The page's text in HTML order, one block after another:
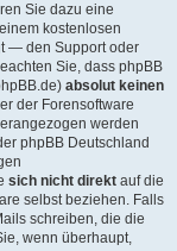
Sie dazu eine
kostenlosen
— den Support oder
Sie, dass phpBB
absolut keinen
der Forensoftware
werden
phpBB Deutschland
sich nicht direkt auf die
selbst beziehen. Falls
schreiben, die die
wenn überhaupt,